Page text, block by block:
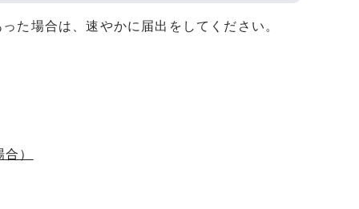
た場合は、速やかに届出をしてください。
）